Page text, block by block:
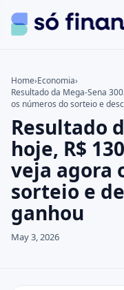
Empréstimos
Investimentos
Search the
Search for:
Press Enter to
Home›Economia›
Resultado da Mega-Sena
os números do sorteio e
Resultado
hoje, R$
veja agora
sorteio e
ganhou
May 3, 2026